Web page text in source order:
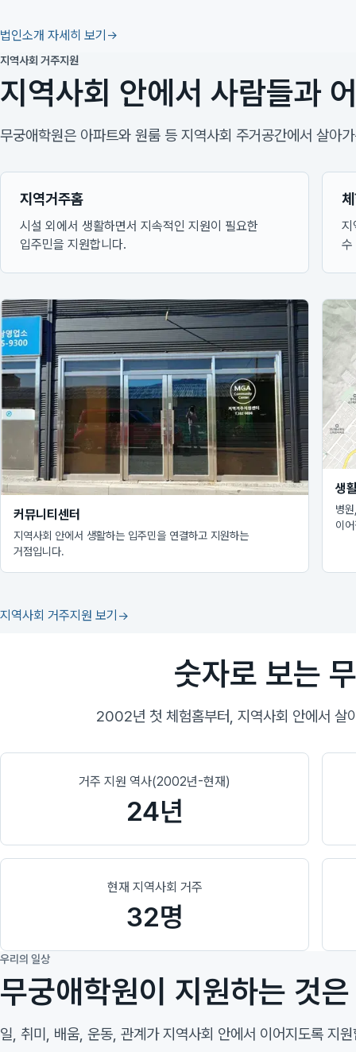
법인소개 자세히 보기
지역사회 거주지원
지역사회 안에서 사람들과
무궁애학원은 아파트와 원룸 등 지역사회 주거공간에서 살아
지역거주홈
시설 외에서 생활하면서 지속적인 지원이 필요한
입주민을 지원합니다.
지
수
커뮤니티센터
지역사회 안에서 생활하는 입주민을 연결하고 지원하는
거점입니다.
생
병
이
지역사회 거주지원 보기
숫자로 보는
2002년 첫 체험홈부터, 지역사회 안에서 살
거주 지원 역사(2002년-현재)
24년
현재 지역사회 거주
32명
우리의 일상
무궁애학원이 지원하는 것
일, 취미, 배움, 운동, 관계가 지역사회 안에서 이어지도록 지원